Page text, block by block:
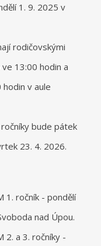
1. 9. 2025 v
rodičovskými
13:00 hodin a
v aule
bude pátek
23. 4. 2026.
1. ročník - pondělí
nad Úpou.
2. a 3. ročníky -